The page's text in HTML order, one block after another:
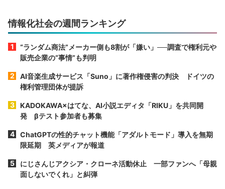
情報化社会の週間ランキング
“ランダム商法”メーカー側も8割が「嫌い」──調査で権利元や
販売企業の“事情”も判明
AI音楽生成サービス「Suno」に著作権侵害の判決 ドイツの
権利管理団体が提訴
KADOKAWA×はてな、AI小説エディタ「RIKU」を共同開
発 βテスト参加者も募集
ChatGPTの性的チャット機能「アダルトモード」導入を無期
限延期 英メディアが報道
にじさんじアクシア・クローネ活動休止 一部ファンへ「母親
面しないでくれ」と糾弾